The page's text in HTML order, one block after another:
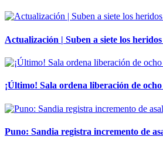
Actualización | Suben a siete los
¡Último! Sala ordena liberación de
Puno: Sandia registra incremento de